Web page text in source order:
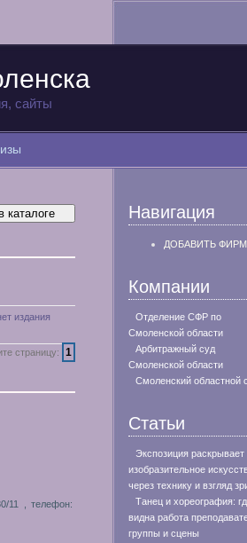
сайты
издания
страницу:
1
11 , телефон:
Навигация
ДОБАВИТЬ
Компании
Отделение СФР по
Смоленской области
Арбитражный суд
Смоленской области
Смоленский областной
Статьи
Экспозиция раскрывает
изобразительное
через технику и взгляд
Танец и хореография:
видна работа
группы и сцены